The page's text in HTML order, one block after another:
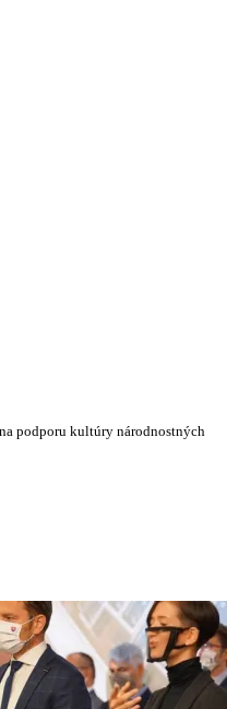
podporu kultúry národnostných